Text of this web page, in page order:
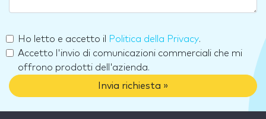
Ho letto e accetto il Politica della Privacy.
Accetto l'invio di comunicazioni commerciali che mi
offrono prodotti dell'azienda.
Invia richiesta »